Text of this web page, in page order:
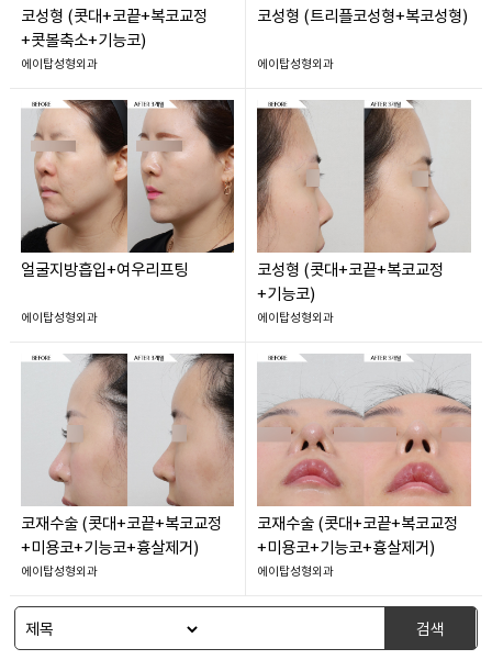
코성형 (콧대+코끝+복코교정
+콧볼축소+기능코)
에이탑성형외과
코성형 (트리플코성형+복코성형)
에이탑성형외과
얼굴지방흡입+여우리프팅
에이탑성형외과
코성형 (콧대+코끝+복코교정
+기능코)
에이탑성형외과
코재수술 (콧대+코끝+복코교정
+미용코+기능코+흉살제거)
에이탑성형외과
코재수술 (콧대+코끝+복코교정
+미용코+기능코+흉살제거)
에이탑성형외과
검색